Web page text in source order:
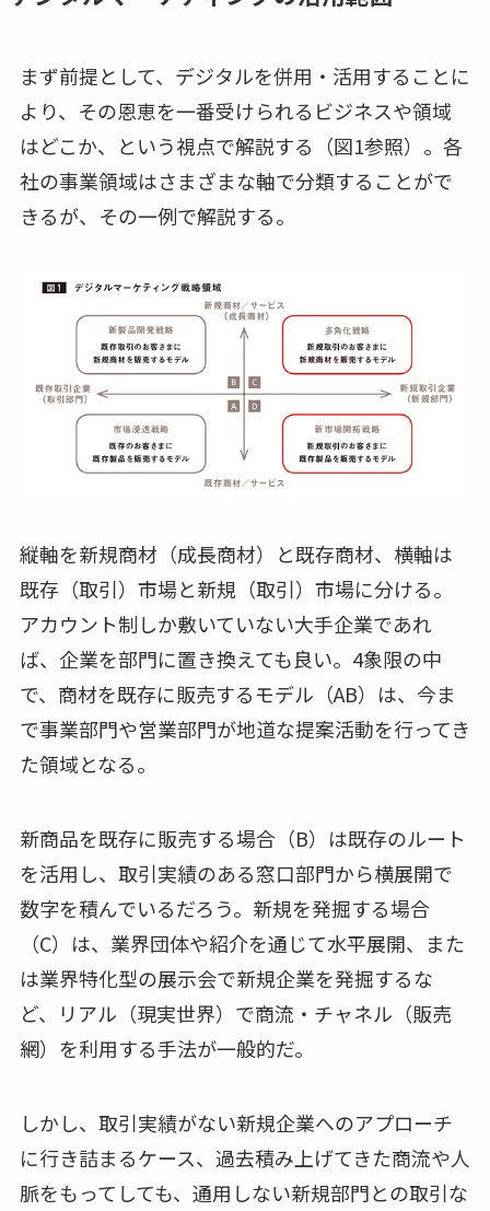
まず前提として、デジタルを併用・活用することに
より、その恩恵を一番受けられるビジネスや領域
はどこか、という視点で解説する（図1参照）。各
社の事業領域はさまざまな軸で分類することがで
きるが、その一例で解説する。
縦軸を新規商材（成長商材）と既存商材、横軸は
既存（取引）市場と新規（取引）市場に分ける。
アカウント制しか敷いていない大手企業であれ
ば、企業を部門に置き換えても良い。4象限の中
で、商材を既存に販売するモデル（AB）は、今ま
で事業部門や営業部門が地道な提案活動を行ってき
た領域となる。
新商品を既存に販売する場合（B）は既存のルート
を活用し、取引実績のある窓口部門から横展開で
数字を積んでいるだろう。新規を発掘する場合
（C）は、業界団体や紹介を通じて水平展開、また
は業界特化型の展示会で新規企業を発掘するな
ど、リアル（現実世界）で商流・チャネル（販売
網）を利用する手法が一般的だ。
しかし、取引実績がない新規企業へのアプローチ
に行き詰まるケース、過去積み上げてきた商流や人
脈をもってしても、通用しない新規部門との取引な